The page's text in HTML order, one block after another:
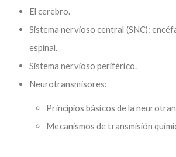
El cerebro.
Sistema nervioso central (SNC):
espinal.
Sistema nervioso periférico.
Neurotransmisores:
Principios básicos de la
Mecanismos de transmisión